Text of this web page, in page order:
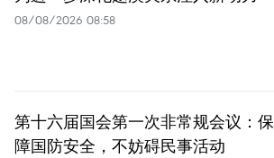
08/08/2026 08:58
第十六届国会第一次非常规会议：保
障国防安全，不妨碍民事活动